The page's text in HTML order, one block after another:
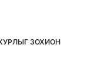
ЗОХИОН